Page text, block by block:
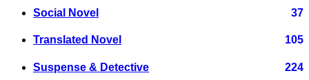
Social Novel 37
Translated Novel 105
Suspense & Detective 224